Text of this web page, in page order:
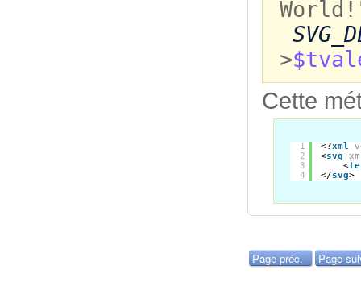
>
Cette
1
2
3
4
<?xml
<svg
<
</svg>
Page préc. Page